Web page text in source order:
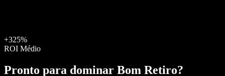
+325%
ROI Médio
Pronto para dominar Bom Retiro?